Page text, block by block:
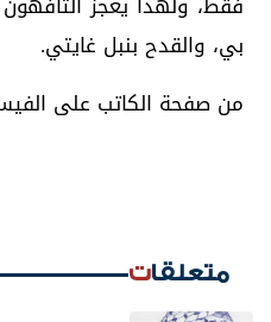
بي، والقدح بنبل غايتي.
من صفحة الكاتب على
متعلقات